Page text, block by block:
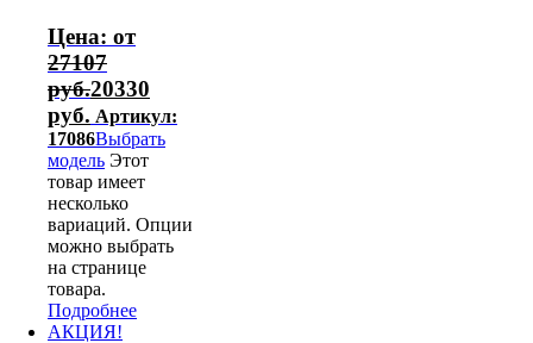
Цена: от
27107
руб.20330
руб. Артикул:
17086Выбрать
модель Этот
товар имеет
несколько
вариаций. Опции
можно выбрать
на странице
товара.
Подробнее
АКЦИЯ!